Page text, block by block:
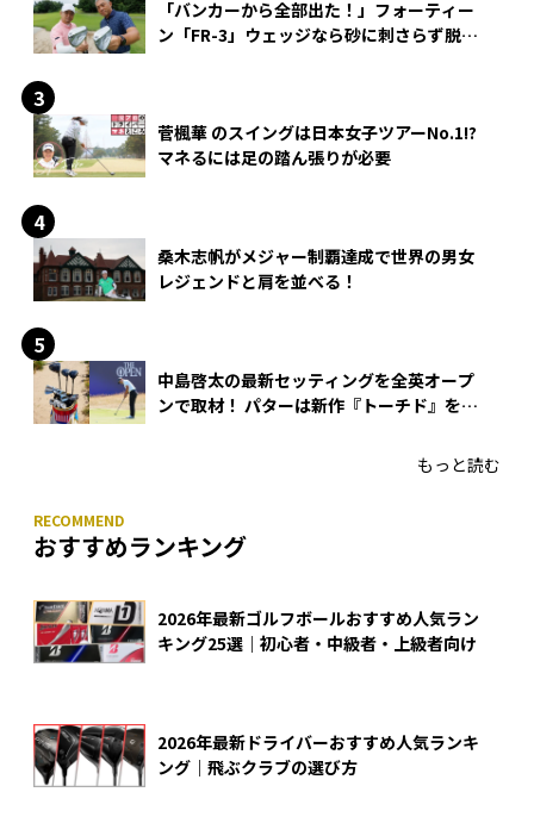
「バンカーから全部出た！」フォーティー
ン「FR-3」ウェッジなら砂に刺さらず脱出
菅楓華 のスイングは日本女子ツアーNo.1!?
マネるには足の踏ん張りが必要
桑木志帆がメジャー制覇達成で世界の男女
レジェンドと肩を並べる！
中島啓太の最新セッティングを全英オープ
ンで取材！ パターは新作『トーチド』を投
もっと読む
おすすめランキング
2026年最新ゴルフボールおすすめ人気ラン
キング25選｜初心者・中級者・上級者向け
2026年最新ドライバーおすすめ人気ランキ
ング｜飛ぶクラブの選び方